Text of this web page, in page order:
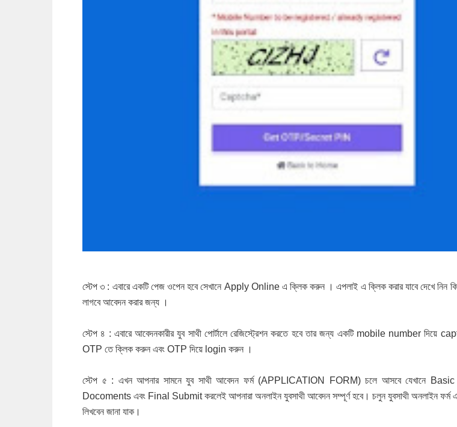
স্টেপ ৩ : এবারে একটি পেজ ওপেন হবে সেখানে Apply Online এ ক্লিক করুন । এপলাই এ ক্লিক করার যাবে দেখে নিন কি
লাগবে আবেদন করার জন্য ।
স্টেপ ৪ : এবারে আবেদনকারীর যুব সাথী পোর্টালে রেজিস্ট্রেশন করতে হবে তার জন্য একটি mobile number দিয়ে
OTP তে ক্লিক করুন এবং OTP দিয়ে login করুন ।
স্টেপ ৫ : এখন আপনার সামনে যুব সাথী আবেদন ফর্ম (APPLICATION FORM) চলে আসবে যেখানে
Docoments এবং Final Submit করলেই আপনারা অনলাইন যুবসাথী আবেদন সম্পূর্ণ হবে। চলুন যুবসাথী অনলাইন ফর্ম
লিখবেন জানা যাক।